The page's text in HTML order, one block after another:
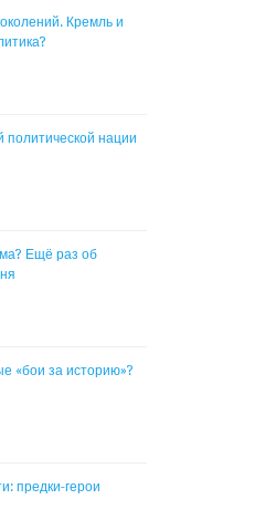
Кремль и
политической нации
Ещё раз об
«бои за историю»?
предки-герои